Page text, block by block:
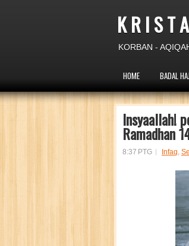
K R I S T
KORBAN -
HOME BADAL
Insyaallah!
Ramadhan
8:37 PTG Infaq,